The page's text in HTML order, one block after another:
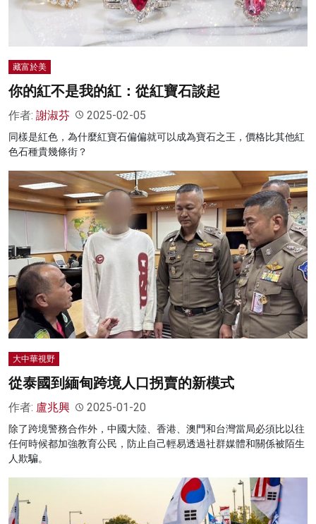
藏富於美
你的紅不是我的紅：從紅寶石談起
作者: 謝淑芬 2025-02-05
同樣是紅色，為什麼紅寶石偏偏就可以成為寶石之王，價格比其他紅
色石種貴幾條街？
大中華視野
從泰國到緬甸跨境人口拐賣的新模式
作者: 盧兆興 2025-01-20
除了跨境警務合作外，中國大陸、香港、澳門和台灣當局必須比以往
任何時候都加強教育公民，防止自己輕易透過社群媒體和關係被陌生
人欺騙。